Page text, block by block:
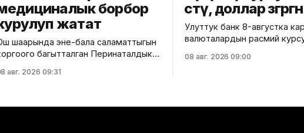
борбор
жатат
шаарында эне-бала саламаттыгын
багытталган Перинаталдык
Саламаттык сактоо
авг. 2026 09:31
өстү, доллар
Улуттук банк 8-августка
валюталардын расмий
курсу өзгөрүүсүз, тагыраагы
рублдин курсу 1,0652 сом
08 авг. 2026 09:00